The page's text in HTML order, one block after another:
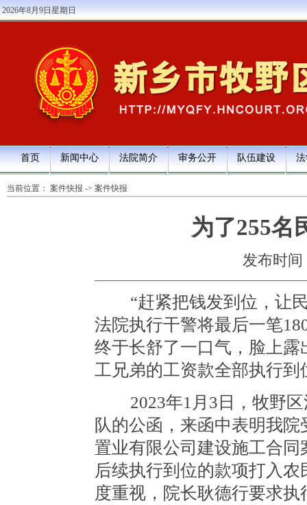
2026年8月9日星期日
首页 新闻中心 法院简介 审务公开 队伍建设
当前位置： 案件快报 -> 案件快报
为了255名
发布时间
“赶紧把钱发到位，让民
法院执行干警将最后一笔
终于长舒了一口气，脸上
工兄弟的工资款全部执行到
2023年1月3日，牧野区
队的公函，来函中表明我
置业有限公司建设施工合
后续执行到位的款项打入
度重视，院长耿德行要求